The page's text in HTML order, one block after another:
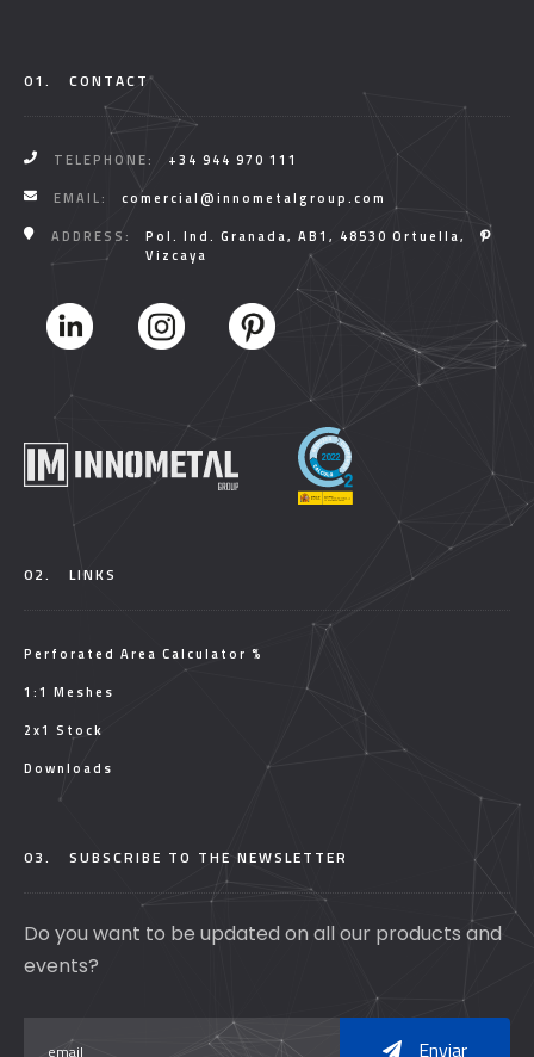
01. CONTACT
TELEPHONE:
+34 944 970 111
EMAIL:
comercial@innometalgroup.com
ADDRESS:
Pol. Ind. Granada, AB1, 48530 Ortuella,
Vizcaya
02. LINKS
Perforated Area Calculator %
1:1 Meshes
2x1 Stock
Downloads
03. SUBSCRIBE TO THE NEWSLETTER
Do you want to be updated on all our products and
events?
Enviar